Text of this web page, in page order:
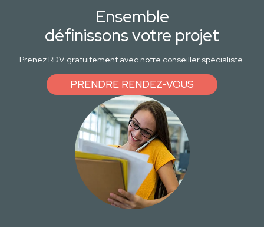
Ensemble
définissons votre projet
Prenez RDV gratuitement avec notre conseiller spécialiste.
PRENDRE RENDEZ-VOUS